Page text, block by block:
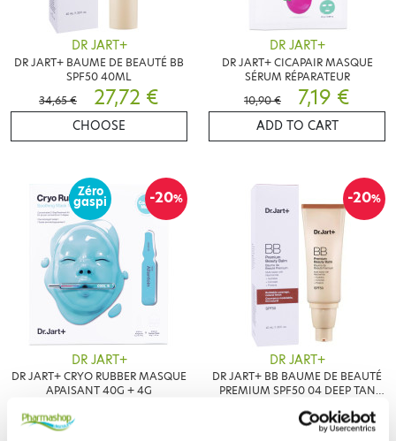
DR JART+
DR JART+ BAUME DE BEAUTÉ BB
SPF50 40ML
34,65 €
27,72 €
CHOOSE
DR JART+
DR JART+ CICAPAIR MASQUE
SÉRUM RÉPARATEUR
10,90 €
7,19 €
ADD TO CART
-20%
Zéro
gaspi
DR JART+
DR JART+ CRYO RUBBER MASQUE
APAISANT 40G + 4G
12,15 €
-20%
DR JART+
DR JART+ BB BAUME DE BEAUTÉ
PREMIUM SPF50 04 DEEP TAN
27,92 €